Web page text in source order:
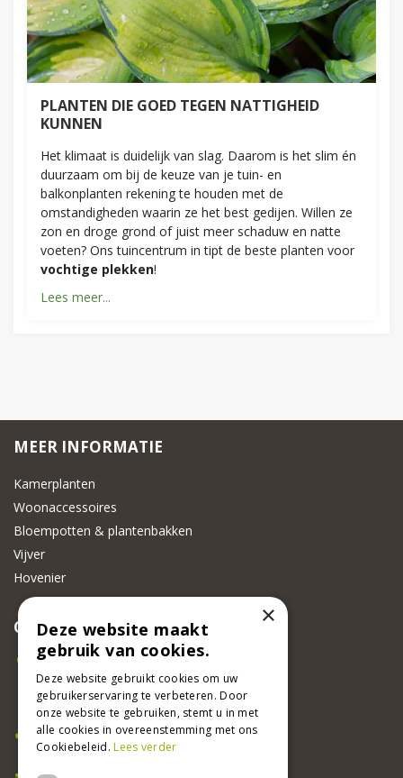
PLANTEN DIE GOED TEGEN NATTIGHEID
KUNNEN
Het klimaat is duidelijk van slag. Daarom is het slim én
duurzaam om bij de keuze van je tuin- en
balkonplanten rekening te houden met de
omstandigheden waarin ze het best gedijen. Willen ze
zon en droge grond of juist meer schaduw en natte
voeten? Ons tuincentrum in tipt de beste planten voor
vochtige plekken!
Lees meer...
MEER INFORMATIE
Kamerplanten
Woonaccessoires
Bloempotten & plantenbakken
Vijver
Hovenier
CONTACT
Beeker Tuincentrum
Adsteeg 31
6191 PW Beek
Bel ons
046 437 2881
×
Deze website maakt
gebruik van cookies.
Deze website gebruikt cookies om uw
gebruikerservaring te verbeteren. Door
onze website te gebruiken, stemt u in met
alle cookies in overeenstemming met ons
Cookiebeleid.Lees verder